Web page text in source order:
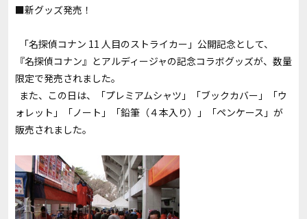
■新グッズ発売！
「名探偵コナン 11 人目のストライカー」公開記念として、
『名探偵コナン』とアルディージャの記念コラボグッズが、数量
限定で発売されました。
また、この日は、「プレミアムシャツ」「ブックカバー」「ウ
ォレット」「ノート」「鉛筆（４本入り）」「ペンケース」が
販売されました。